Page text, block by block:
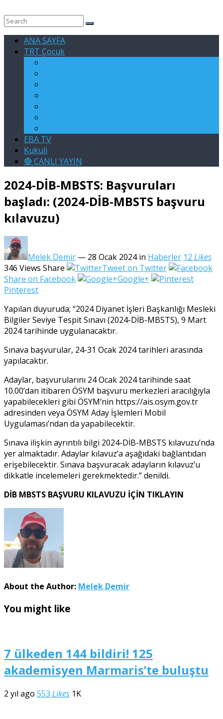
ANA SAYFA
TRT Çocuk
EBA TV
Kukuli
🔴 CANLI YAYIN
2024-DİB-MBSTS: Başvuruları
başladı: (2024-DİB-MBSTS başvuru
kılavuzu)
Melek Demir — 28 Ocak 2024 in Haberler 12 Likes
346 Views Share
Tweet on Twitter
Share on Facebook
Google+
Pinterest
Yapılan duyuruda; “2024 Diyanet İşleri Başkanlığı Mesleki
Bilgiler Seviye Tespit Sınavı (2024-DİB-MBSTS), 9 Mart
2024 tarihinde uygulanacaktır.
Sınava başvurular, 24-31 Ocak 2024 tarihleri arasında
yapılacaktır.
Adaylar, başvurularını 24 Ocak 2024 tarihinde saat
10.00’dan itibaren ÖSYM başvuru merkezleri aracılığıyla
yapabilecekleri gibi ÖSYM’nin https://ais.osym.gov.tr
adresinden veya ÖSYM Aday İşlemleri Mobil
Uygulaması’ndan da yapabilecektir.
Sınava ilişkin ayrıntılı bilgi 2024-DİB-MBSTS kılavuzu’nda
yer almaktadır. Adaylar kılavuz’a aşağıdaki bağlantıdan
erişebilecektir. Sınava başvuracak adayların kılavuz’u
dikkatle incelemeleri gerekmektedir.” denildi.
DİB MBSTS BAŞVURU KILAVUZU İÇİN TIKLAYIN
About the Author: Melek Demir
You might like
7 ülkeden 144 bildiri! 125
akademisyen Marmaris’te buluştu
2 yıl ago 553 Likes 1K